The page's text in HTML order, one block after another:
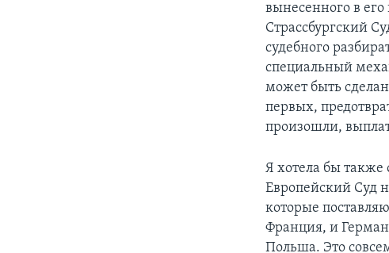
вынесенного в его
Страссбургский
судебного
специальный
может быть
первых,
произошли,
Я хотела бы также
Европейский Суд
которые
Франция, и
Польша. Это